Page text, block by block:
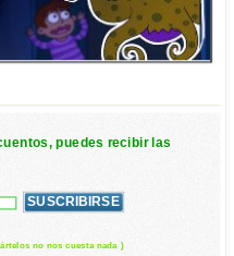
puedes recibir las
no nos cuesta nada )